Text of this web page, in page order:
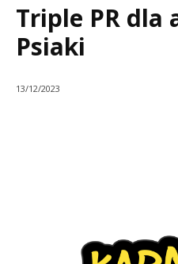
Triple PR dla
Psiaki
13/12/2023